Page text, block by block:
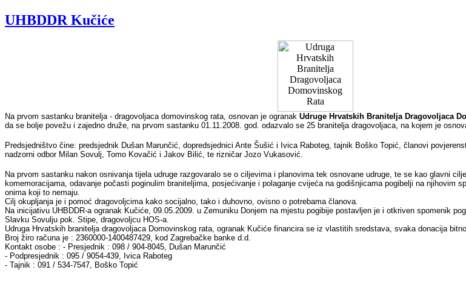
UHBDDR Kučiće
Na prvom sastanku branitelja - dragovoljaca domovinskog rata, osnovan je ogranak Udruge Hrvatskih Branitelja Dragovoljaca
da se bolje povežu i zajedno druže, na prvom sastanku 01.11.2008. god. odazvalo se 25 branitelja dragovoljaca, na kojem je
Predsjedništvo čine: predsjednik Dušan Marunčić, dopredsjednici Ante Šušić i Ivica Raboteg, tajnik Boško Topić, članovi
nadzorni odbor Milan Sovulj, Tomo Kovačić i Jakov Bilić, te rizničar Jozo Vukasović.
Na prvom sastanku nakon osnivanja tijela udruge razgovaralo se o ciljevima i planovima tek osnovane udruge, te se kao glavni
komemoracijama, odavanje počasti poginulim braniteljima, posjećivanje i polaganje cvijeća na godišnjicama pogibelji na njihovim
onima koji to nemaju.
Cilj okupljanja je i pomoć dragovoljcima kako socijalno, tako i duhovno, ovisno o potrebama članova.
Na inicijativu UHBDDR-a ogranak Kučiće, 09.05.2009. u Zemuniku Donjem na mjestu pogibije postavljen je i otkriven spomenik
Slavku Sovulju pok. Stipe, dragovoljcu HOS-a.
Udruga Hrvatskih branitelja dragovoljaca Domovinskog rata, ogranak Kučiće financira se iz vlastitih sredstava, svaka donacija
Broj žiro računa je : 2360000-1400487429, kod Zagrebačke banke d.d.
Kontakt osobe : - Presjednik : 098 / 904-8045, Dušan Marunčić
- Podpresjednik : 095 / 9054-439, Ivica Raboteg
- Tajnik : 091 / 534-7547, Boško Topić